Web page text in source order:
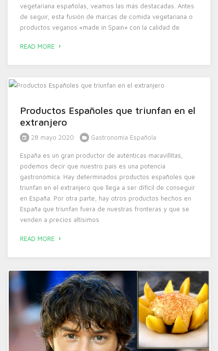
vegetariana españolas, veamos las más destacadas. Antes
de seguir, esta fusión de marcas de comida vegetariana o
productos veganos «made in Spain» con la calidad de
READ MORE
Productos Españoles que triunfan en el
extranjero
28 mayo 2020 Gastronomía Española
España es un gran productor de auténticas maravillitas,
podemos decir que nuestro país es una potencia
gastronómica. Hay determinados productos españoles que
triunfan en el extranjero que llega a ser difícil de conseguir
en España. Por otra parte, hay otros productos hechos en
España que triunfan fuera de nuestras fronteras y que se
venden a precios altísimos
READ MORE